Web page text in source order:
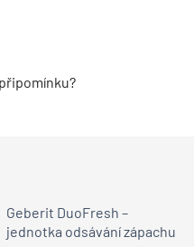
Geberit DuoFresh –
jednotka odsávání zápachu